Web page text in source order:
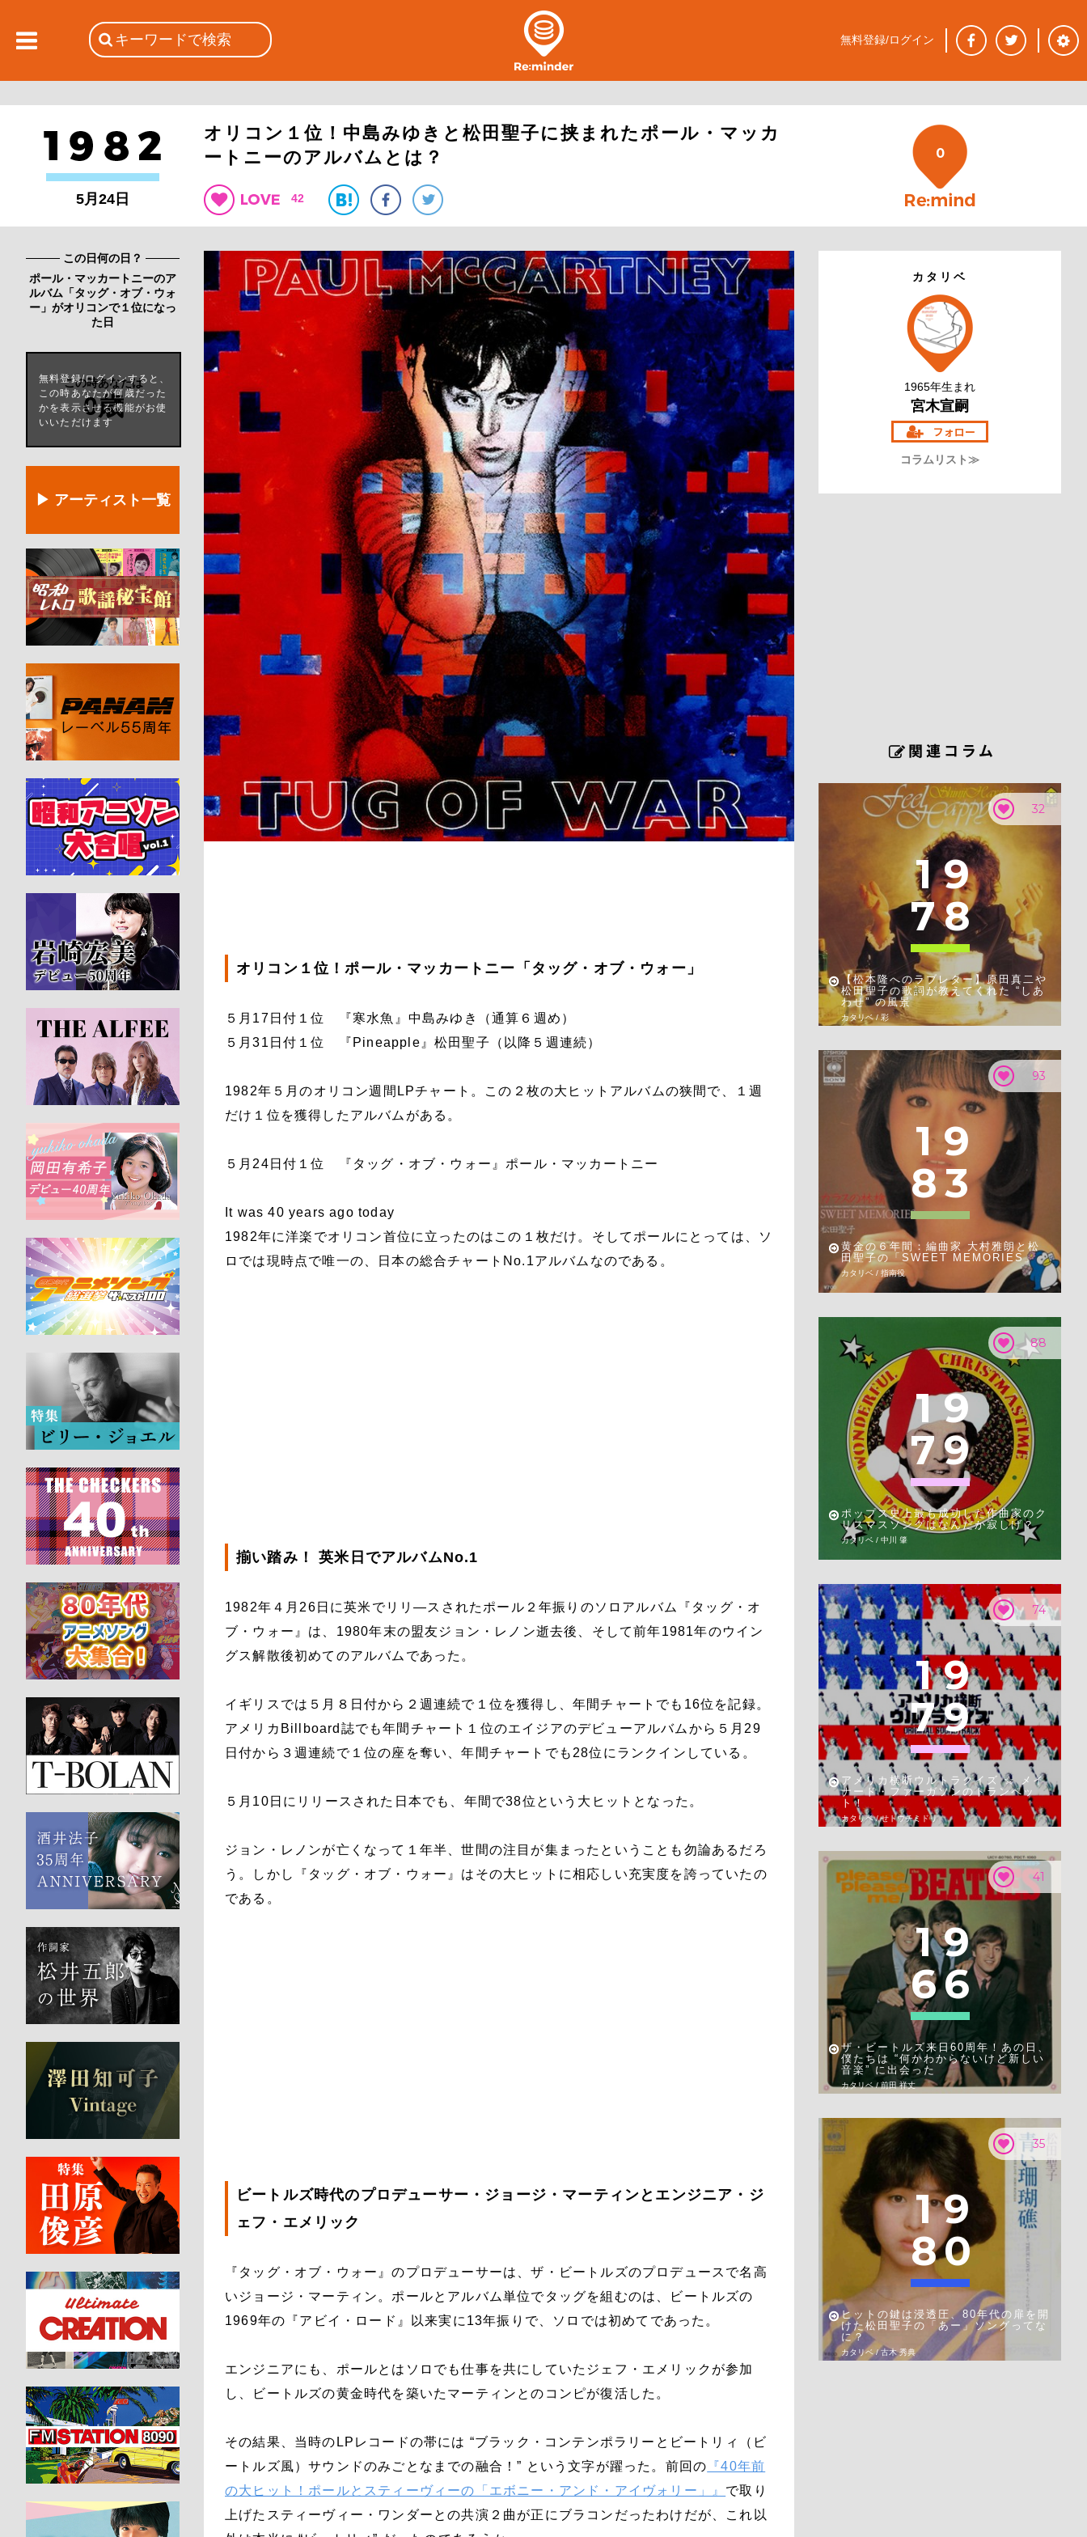
5月24日
オリコン１位！中島みゆきと松田聖子に挟まれたポール・マッカ
ートニーのアルバムとは？
42
0
この日何の日？
ポール・マッカートニーのア
ルバム「タッグ・オブ・ウォ
ー」がオリコンで１位になっ
た日
この時あなたは
0歳
無料登録/ログインすると、
この時あなたが何歳だった
かを表示させる機能がお使
いいただけます
▶ アーティスト一覧
オリコン１位！ポール・マッカートニー「タッグ・オブ・ウォー」
５月17日付１位 『寒水魚』中島みゆき（通算６週め）
５月31日付１位 『Pineapple』松田聖子（以降５週連続）
1982年５月のオリコン週間LPチャート。この２枚の大ヒットアルバムの狭間で、１週
だけ１位を獲得したアルバムがある。
５月24日付１位 『タッグ・オブ・ウォー』ポール・マッカートニー
It was 40 years ago today
1982年に洋楽でオリコン首位に立ったのはこの１枚だけ。そしてポールにとっては、ソ
ロでは現時点で唯一の、日本の総合チャートNo.1アルバムなのである。
揃い踏み！ 英米日でアルバムNo.1
1982年４月26日に英米でリリ—スされたポール２年振りのソロアルバム『タッグ・オ
ブ・ウォー』は、1980年末の盟友ジョン・レノン逝去後、そして前年1981年のウイン
グス解散後初めてのアルバムであった。
イギリスでは５月８日付から２週連続で１位を獲得し、年間チャートでも16位を記録。
アメリカBillboard誌でも年間チャート１位のエイジアのデビューアルバムから５月29
日付から３週連続で１位の座を奪い、年間チャートでも28位にランクインしている。
５月10日にリリースされた日本でも、年間で38位という大ヒットとなった。
ジョン・レノンが亡くなって１年半、世間の注目が集まったということも勿論あるだろ
う。しかし『タッグ・オブ・ウォー』はその大ヒットに相応しい充実度を誇っていたの
である。
ビートルズ時代のプロデューサー・ジョージ・マーティンとエンジニア・ジ
ェフ・エメリック
『タッグ・オブ・ウォー』のプロデューサーは、ザ・ビートルズのプロデュースで名高
いジョージ・マーティン。ポールとアルバム単位でタッグを組むのは、ビートルズの
1969年の『アビイ・ロード』以来実に13年振りで、ソロでは初めてであった。
エンジニアにも、ポールとはソロでも仕事を共にしていたジェフ・エメリックが参加
し、ビートルズの黄金時代を築いたマーティンとのコンピが復活した。
その結果、当時のLPレコードの帯には “ブラック・コンテンポラリーとビートリィ（ビ
ートルズ風）サウンドのみごとなまでの融合！” という文字が躍った。前回の 『40年前
の大ヒット！ポールとスティーヴィーの「エボニー・アンド・アイヴォリー」』 で取り
上げたスティーヴィー・ワンダーとの共演２曲が正にブラコンだったわけだが、これ以
カタリベ
1965年生まれ
宮木宣嗣
コラムリスト≫
32
1 9
78
【松本隆へのラブレター】原田真二や
松田聖子の歌詞が教えてくれた “しあ
わせ” の風景
カタリベ / 彩
93
1 9
83
黄金の６年間：編曲家 大村雅朗と松
田聖子の「SWEET MEMORIES」
カタリベ / 指南役
88
1 9
79
ポップス史上最も成功した作曲家のク
リスマスソングはなんだか寂しげ？
カタリベ / 中川 肇
74
1 9
79
アメリカ横断ウルトラクイズ ☆ メイ
ナード・ファーガソンのトランペッ
ト！
カタリベ / せトウチミドリ
41
1 9
66
ザ・ビートルズ来日60周年！あの日、
僕たちは “何かわからないけど新しい
音楽” に出会った
カタリベ / 前田 祥丈
35
1 9
80
ヒットの鍵は浸透圧、80年代の扉を開
けた松田聖子の「あー」ソングってな
に？
カタリベ / 古木 秀典
無料登録/ログイン